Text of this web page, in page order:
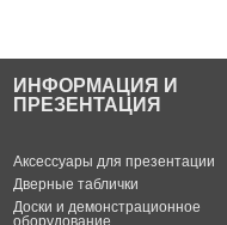
ИНФОРМАЦИЯ И
ПРЕЗЕНТАЦИЯ
Аксессуары для презентации
Дверные таблички
Доски и демонстрационное
оборудование